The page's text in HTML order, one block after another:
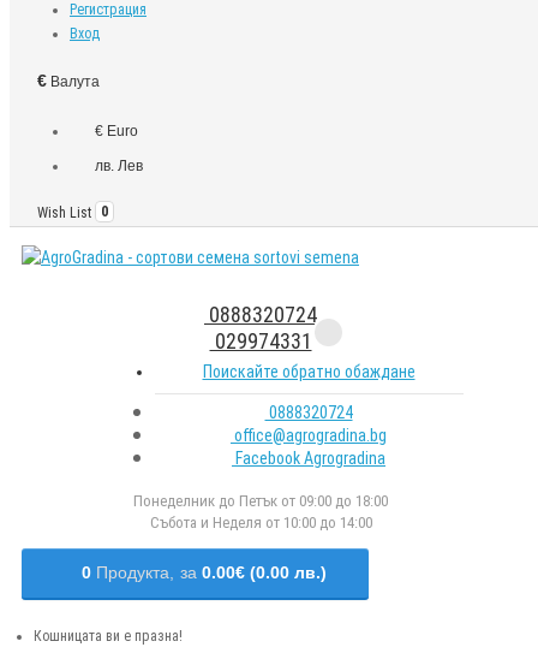
Регистрация
Вход
€ Валута
€ Euro
лв. Лев
Wish List 0
0888320724
029974331
Поискайте обратно обаждане
0888320724
office@agrogradina.bg
Facebook Agrogradina
Понеделник до Петък от 09:00 до 18:00
Събота и Неделя от 10:00 до 14:00
0 Продукта, за 0.00€ (0.00 лв.)
Кошницата ви е празна!